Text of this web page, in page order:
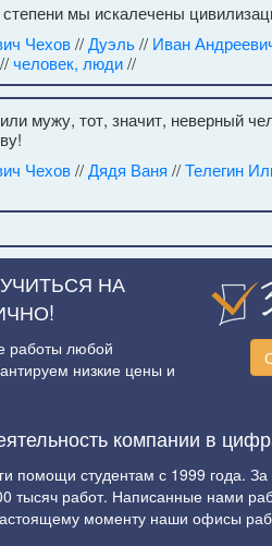
мы искалечены
Чехов//Дуэль// Иван
//человек, люди//
мужу, тот, значит, неверный
Чехов//Дядя Ваня //Телегин
НА
работы любой
низкие цены и
компании в
помощи студентам с 1999 года.
тысяч работ. Написанные нами
моменту наши офисы